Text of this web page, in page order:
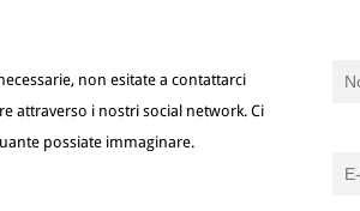
non esitate a contattarci
attraverso i nostri social network. Ci
possiate immaginare.